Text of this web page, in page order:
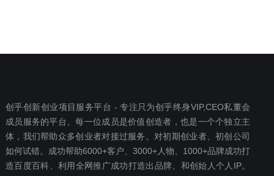
创乎创新创业项目服务平台 - 专注只为创乎终身VIP,CEO私董会
成员服务的平台、每一位成员是价值创造者，也是一个个独立主
体，我们帮助众多创业者对接过服务。对初期创业者、初创公司
如何试错。成功帮助6000+客户、3000+人物、1000+品牌成功打
造百度百科、利用全网推广成功打造出品牌、和创始人个人IP。